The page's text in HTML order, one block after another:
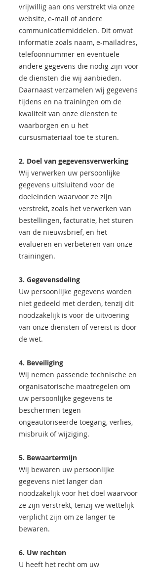
vrijwillig aan ons verstrekt via onze
website, e-mail of andere
communicatiemiddelen. Dit omvat
informatie zoals naam, e-mailadres,
telefoonnummer en eventuele
andere gegevens die nodig zijn voor
de diensten die wij aanbieden.
Daarnaast verzamelen wij gegevens
tijdens en na trainingen om de
kwaliteit van onze diensten te
waarborgen en u het
cursusmateriaal toe te sturen.
2. Doel van gegevensverwerking
Wij verwerken uw persoonlijke
gegevens uitsluitend voor de
doeleinden waarvoor ze zijn
verstrekt, zoals het verwerken van
bestellingen, facturatie, het sturen
van de nieuwsbrief, en het
evalueren en verbeteren van onze
trainingen.
3. Gegevensdeling
Uw persoonlijke gegevens worden
niet gedeeld met derden, tenzij dit
noodzakelijk is voor de uitvoering
van onze diensten of vereist is door
de wet.
4. Beveiliging
Wij nemen passende technische en
organisatorische maatregelen om
uw persoonlijke gegevens te
beschermen tegen
ongeautoriseerde toegang, verlies,
misbruik of wijziging.
5. Bewaartermijn
Wij bewaren uw persoonlijke
gegevens niet langer dan
noodzakelijk voor het doel waarvoor
ze zijn verstrekt, tenzij we wettelijk
verplicht zijn om ze langer te
bewaren.
6. Uw rechten
U heeft het recht om uw